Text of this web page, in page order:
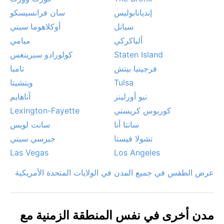
إنديانابوليس
سان فرانسيسكو
سياتل
أوكلاهوما سيتي
ألباكركي
ميامي
Staten Island
كولورادو سبرينغس
فرجينيا بيتش
تامبا
Tulsa
ويتشيتا
نيو أورلينز
آناهايم
كوربوس كريستي
Lexington-Fayette
سانتا أنا
سانت لويس
تشولا فيستا
جيرسي سيتي
Los Angeles
Las Vegas
عرض الطقس في جميع المدن في الولايات المتحدة الأمريكية
مدن أخرى في نفس المنطقة الزمنية مع